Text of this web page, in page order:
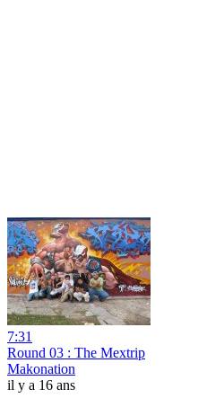
7:31
Round 03 : The Mextrip
Makonation
il y a 16 ans